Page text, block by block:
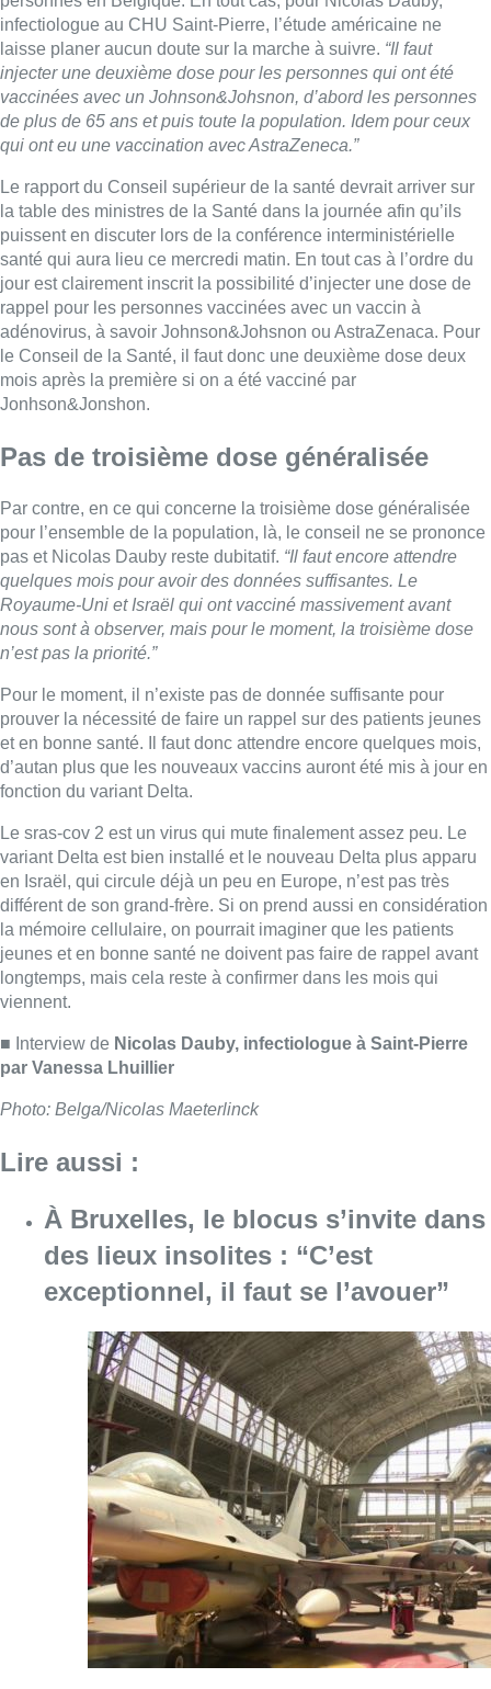
rappel pour les personnes vaccinées avec un vaccin à
adénovirus, à savoir Johnson&Johsnon ou AstraZenaca. Pour
le Conseil de la Santé, il faut donc une deuxième dose deux
mois après la première si on a été vacciné par
Jonhson&Jonshon.
Pas de troisième dose généralisée
Par contre, en ce qui concerne la troisième dose généralisée
pour l’ensemble de la population, là, le conseil ne se prononce
pas et Nicolas Dauby reste dubitatif.“Il faut encore attendre
quelques mois pour avoir des données suffisantes. Le
Royaume-Uni et Israël qui ont vacciné massivement avant
nous sont à observer, mais pour le moment, la troisième dose
n’est pas la priorité.”
Pour le moment, il n’existe pas de donnée suffisante pour
et en bonne santé. Il faut donc attendre encore quelques mois,
d’autan plus que les nouveaux vaccins auront été mis à jour en
fonction du variant Delta.
Le sras-cov 2 est un virus qui mute finalement assez peu. Le
variant Delta est bien installé et le nouveau Delta plus apparu
en Israël, qui circule déjà un peu en Europe, n’est pas très
différent de son grand-frère. Si on prend aussi en considération
la mémoire cellulaire, on pourrait imaginer que les patients
jeunes et en bonne santé ne doivent pas faire de rappel avant
longtemps, mais cela reste à confirmer dans les mois qui
viennent.
■ Interview deNicolas Dauby, infectiologue à Saint-Pierre
par Vanessa Lhuillier
Lire aussi :
À Bruxelles, le blocus s’invite dans
des lieux insolites : “C’est
exceptionnel, il faut se l’avouer”
06 août 2026Consulter l'article "À Bruxelles, le blocus
Saint-Géry : un ancien bras de la
Senne et une ancienne brasserie
classés au patrimoine bruxellois